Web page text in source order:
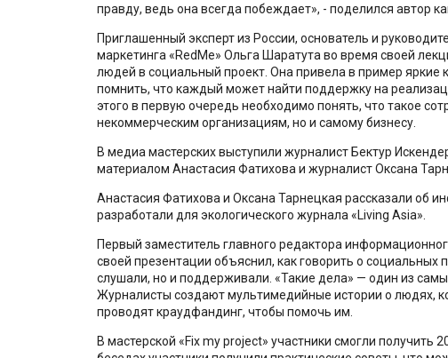
правду, ведь она всегда побеждает», - поделился автор
Приглашенный эксперт из России, основатель и
маркетинга «RedMe» Ольга Шаратута во время своей
людей в социальный проект. Она привела в пример яркие
помнить, что каждый может найти поддержку на
этого в первую очередь необходимо понять, что такое
некоммерческим организациям, но и самому бизнесу.
В медиа мастерских выступили журналист Бектур
материалом Анастасия Фатихова и журналист Оксана
Анастасия Фатихова и Оксана Тарнецкая рассказали об
разработали для экологического журнала «Living Asia».
Первый заместитель главного редактора
своей презентации объяснил, как говорить о социальных
слушали, но и поддерживали. «Такие дела» — один из
Журналисты создают мультимедийные истории о людях,
проводят краудфандинг, чтобы помочь им.
В мастерской «Fix my project» участники смогли получить